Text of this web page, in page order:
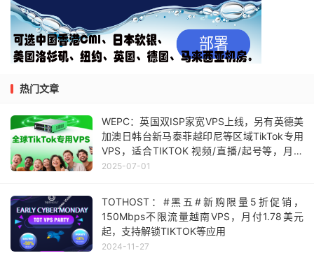
热门文章
WEPC：英国双ISP家宽VPS上线，另有英德美
加澳日韩台新马泰菲越印尼等区域TikTok专用
VPS，适合TIKTOK 视频/直播/起号等，月付
62元
2025-07-01
TOTHOST：#黑五#新购限量5折促销，
150Mbps不限流量越南VPS，月付1.78美元
起，支持解锁TIKTOK等应用
2024-11-27